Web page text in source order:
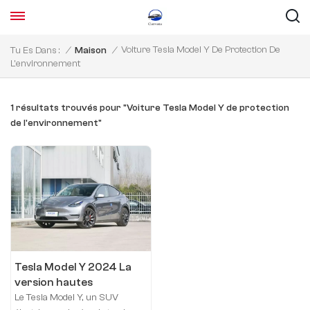
Tu Es Dans : / Maison / Voiture Tesla Model Y De Protection De
L'environnement
1 résultats trouvés pour "Voiture Tesla Model Y de protection
de l'environnement"
Tesla Model Y 2024 La
version hautes
performances
Le Tesla Model Y, un SUV